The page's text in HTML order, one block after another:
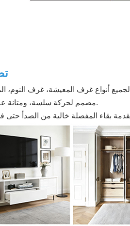
مصمم لحركة سلسة، ومتانة عالية، وراحة يومية.